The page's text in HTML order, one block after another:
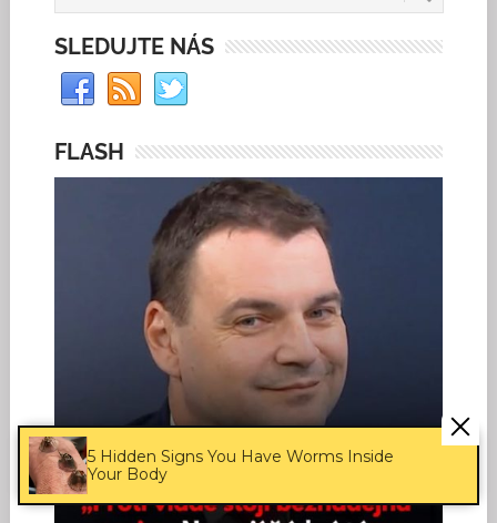
5 Hidden Signs You Have Worms Inside
Your Body
SLEDUJTE NÁS
FLASH